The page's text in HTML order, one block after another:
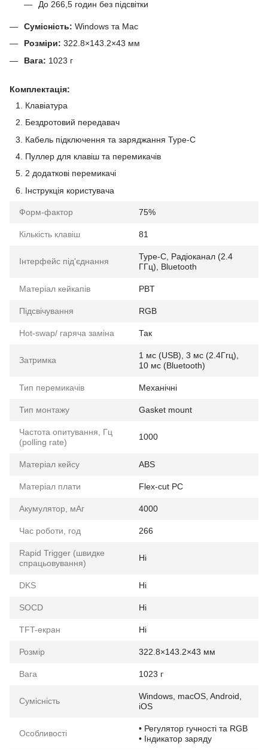
До 266,5 годин без підсвітки
Сумісність: Windows та Mac
Розміри: 322.8×143.2×43 мм
Вага: 1023 г
Комплектація:
Клавіатура
Бездротовий передавач
Кабель підключення та заряджання Type-C
Пуллер для клавіш та перемикачів
2 додаткові перемикачі
Інструкція користувача
Форм-фактор 75%
Кількість клавіш 81
Інтерфейс під'єднання
Type-C, Радіоканал (2.4
ГГц), Bluetooth
Матеріал кейкапів PBT
Підсвічування RGB
Hot-swap/ гаряча заміна Так
Затримка
1 мс (USB), 3 мс (2.4Ггц),
10 мс (Bluetooth)
Тип перемикачів Механічні
Тип монтажу Gasket mount
Частота опитування, Гц
(polling rate)
1000
Матеріал кейсу ABS
Матеріал плати Flex-cut PC
Акумулятор, мАг 4000
Час роботи, год 266
Rapid Trigger (швидке
спрацьовування)
Ні
DKS Ні
SOCD Ні
TFT-екран Ні
Розмір 322.8×143.2×43 мм
Вага 1023 г
Сумісність
Windows, macOS, Android,
iOS
Особливості
• Регулятор гучності та RGB
• Індикатор заряду